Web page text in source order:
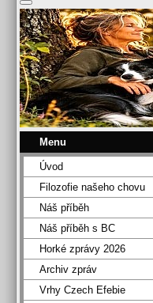
Menu
Úvod
Filozofie našeho chovu
Náš příběh
Náš příběh s BC
Horké zprávy 2026
Archiv zpráv
Vrhy Czech Efebie